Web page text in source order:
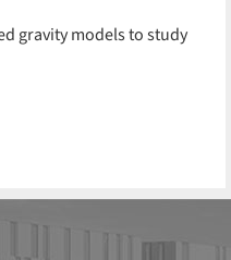
gravity models to study